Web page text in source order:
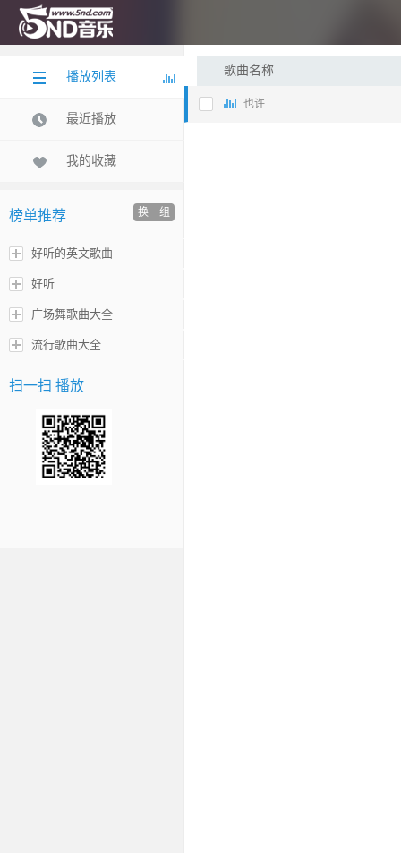
播放列表
最近播放
我的收藏
榜单推荐 换一组
好听的英文歌曲
好听
广场舞歌曲大全
流行歌曲大全
扫一扫 播放
歌曲名称
也许